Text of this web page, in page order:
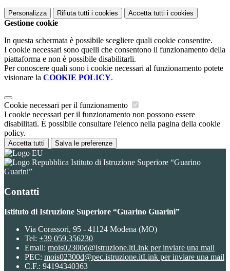
Personalizza Rifiuta tutti i cookies Accetta tutti i cookies
Gestione cookie
In questa schermata è possibile scegliere quali cookie consentire.
I cookie necessari sono quelli che consentono il funzionamento della
piattaforma e non è possibile disabilitarli.
Per conoscere quali sono i cookie necessari al funzionamento potete
visionare la COOKIE POLICY.
Cookie necessari per il funzionamento
I cookie necessari per il funzionamento non possono essere
disabilitati. È possibile consultare l'elenco nella pagina della cookie
policy.
Accetta tutti Salva le preferenze
Istituto di Istruzione Superiore “Guarino
Guarini”
Contatti
Istituto di Istruzione Superiore “Guarino Guarini”
Via Corassori, 95 - 41124 Modena (MO)
Tel: +39 059.356230
Email: mois02300d@istruzione.itLink per inviare una mail
PEC: mois02300d@pec.istruzione.itLink per inviare una mail
C.F.: 94194340363